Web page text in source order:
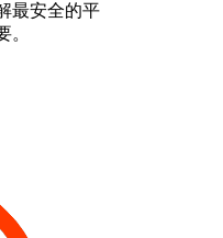
最安全的平
。